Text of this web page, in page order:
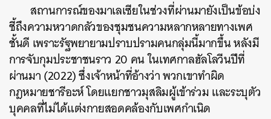
สถานการณ์ของมาเลเซียในช่วงที่ผ่านมายังเป็นข้อบ่ง
ชี้ถึงความหวาดกลัวของชุมชนความหลากหลายทางเพศ
ชั้นดี เพราะรัฐพยายามปราบปรามคนกลุ่มนี้มากขึ้น หลังมี
การจับกุมประชาชนราว 20 คน ในเทศกาลฮัลโลวีนปีที่
ผ่านมา (2022) ซึ่งเจ้าหน้าที่อ้างว่า พวกเขาทำผิด
กฎหมายชารีอะห์ โดยแยกชาวมุสลิมผู้เข้าร่วม และระบุตัว
บุคคลที่ไม่ได้แต่งกายสอดคล้องกับเพศกำเนิด